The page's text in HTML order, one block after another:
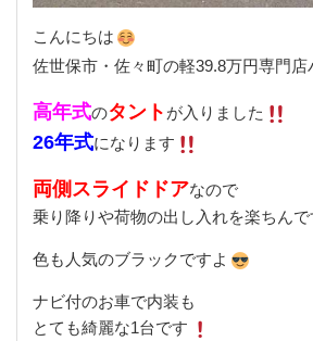
こんにちは
佐世保市・佐々町の軽39.8万円専門店
高年式のタント が入りました
26年式になります
両側スライドドアなので
乗り降りや荷物の出し入れを楽ちんで
色も人気のブラックですよ
ナビ付のお車で内装も
とても綺麗な1台です